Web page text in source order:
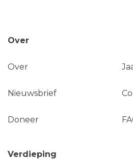
Over
Over
Nieuwsbrief
Doneer
Verdieping